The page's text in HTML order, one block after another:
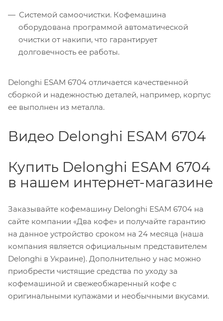
Системой самоочистки. Кофемашина
оборудована программой автоматической
очистки от накипи, что гарантирует
долговечность ее работы.
Delonghi ESAM 6704 отличается качественной
сборкой и надежностью деталей, например, корпус
ее выполнен из металла.
Видео Delonghi ESAM 6704
Купить Delonghi ESAM 6704
в нашем интернет-магазине
Заказывайте кофемашину Delonghi ESAM 6704 на
сайте компании «Два кофе» и получайте гарантию
на данное устройство сроком на 24 месяца (наша
компания является официальным представителем
Delonghi в Украине). Дополнительно у нас можно
приобрести чистящие средства по уходу за
кофемашиной и свежеобжаренный кофе с
оригинальными купажами и необычными вкусами.